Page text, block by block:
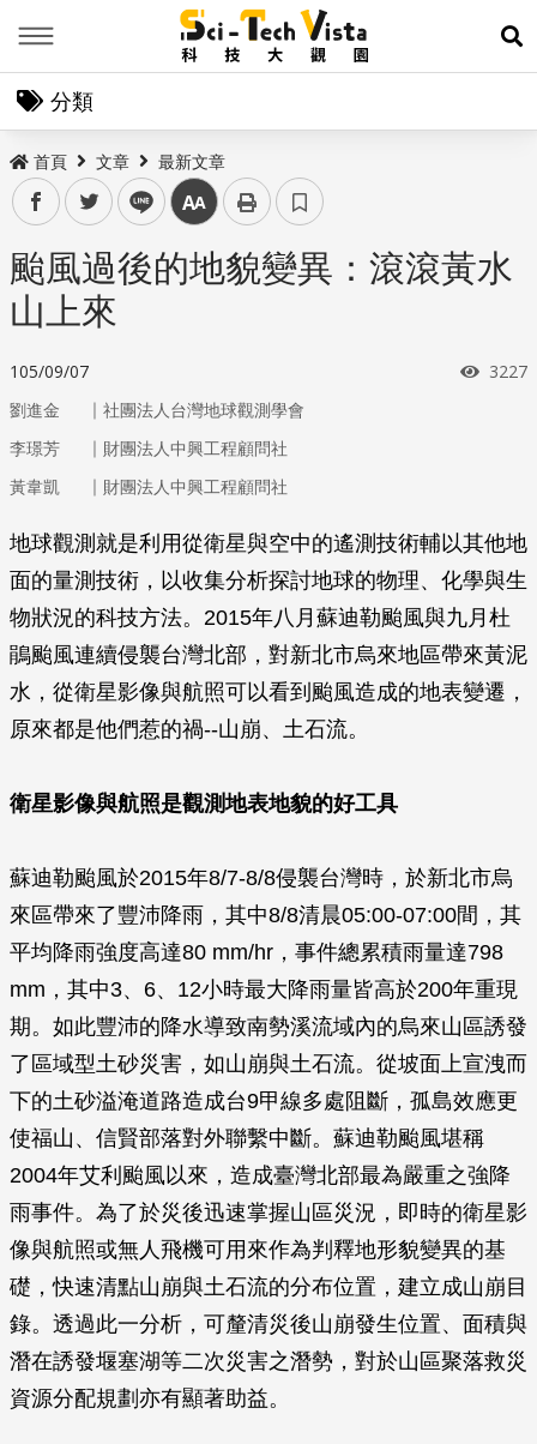
展
分類
首頁 文章 最新文章
facebooktwitter line 中
颱風過後的地貌變異：滾滾黃水
山上來
105/09/07 瀏覽
3227
劉進金 ｜ 社團法人台灣地球觀測學會
李璟芳
｜ 財團法人中興工程顧問社
黃韋凱
｜ 財團法人中興工程顧問社
地球觀測就是利用從衛星與空中的遙測技術輔以其他地
面的量測技術，以收集分析探討地球的物理、化學與生
物狀況的科技方法。2015年八月蘇迪勒颱風與九月杜
鵑颱風連續侵襲台灣北部，對新北市烏來地區帶來黃泥
水，從衛星影像與航照可以看到颱風造成的地表變遷，
原來都是他們惹的禍--山崩、土石流。
衛星影像與航照是觀測地表地貌的好工具
蘇迪勒颱風於2015年8/7-8/8侵襲台灣時，於新北市烏
來區帶來了豐沛降雨，其中8/8清晨05:00-07:00間，其
平均降雨強度高達80 mm/hr，事件總累積雨量達798
mm，其中3、6、12小時最大降雨量皆高於200年重現
期。如此豐沛的降水導致南勢溪流域內的烏來山區誘發
了區域型土砂災害，如山崩與土石流。從坡面上宣洩而
下的土砂溢淹道路造成台9甲線多處阻斷，孤島效應更
使福山、信賢部落對外聯繫中斷。蘇迪勒颱風堪稱
2004年艾利颱風以來，造成臺灣北部最為嚴重之強降
雨事件。為了於災後迅速掌握山區災況，即時的衛星影
像與航照或無人飛機可用來作為判釋地形貌變異的基
礎，快速清點山崩與土石流的分布位置，建立成山崩目
錄。透過此一分析，可釐清災後山崩發生位置、面積與
潛在誘發堰塞湖等二次災害之潛勢，對於山區聚落救災
資源分配規劃亦有顯著助益。